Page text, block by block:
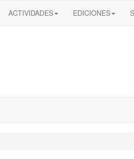
ACTIVIDADES EDICIONES